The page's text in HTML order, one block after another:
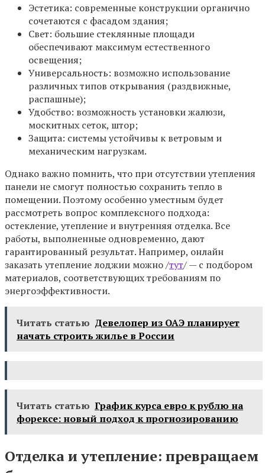
Эстетика: современные конструкции органично
сочетаются с фасадом здания;
Свет: большие стеклянные площади
обеспечивают максимум естественного
освещения;
Универсальность: возможно использование
различных типов открывания (раздвижные,
распашные);
Удобство: возможность установки жалюзи,
москитных сеток, штор;
Защита: системы устойчивы к ветровым и
механическим нагрузкам.
Однако важно помнить, что при отсутствии утепления
панели не смогут полностью сохранить тепло в
помещении. Поэтому особенно уместным будет
рассмотреть вопрос комплексного подхода:
остекление, утепление и внутренняя отделка. Все
работы, выполненные одновременно, дают
гарантированный результат. Например, онлайн
заказать утепление лоджии можно /тут/ — с подбором
материалов, соответствующих требованиям по
энергоэффективности.
Читать статью Девелопер из ОАЭ планирует
начать строить жилье в России
Читать статью График курса евро к рублю на
форексе: новый подход к прогнозированию
Отделка и утепление: превращаем